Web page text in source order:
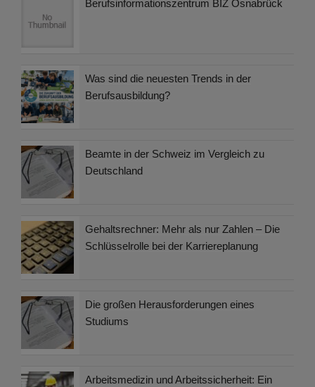
Berufsinformationszentrum BIZ Osnabrück
Was sind die neuesten Trends in der
Berufsausbildung?
Beamte in der Schweiz im Vergleich zu
Deutschland
Gehaltsrechner: Mehr als nur Zahlen – Die
Schlüsselrolle bei der Karriereplanung
Die großen Herausforderungen eines
Studiums
Arbeitsmedizin und Arbeitssicherheit: Ein